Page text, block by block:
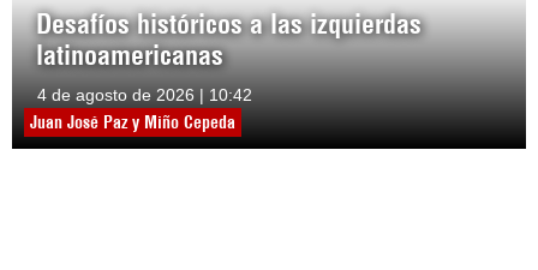
Desafíos históricos a las izquierdas
latinoamericanas
4 de agosto de 2026 | 10:42
Juan José Paz y Miño Cepeda